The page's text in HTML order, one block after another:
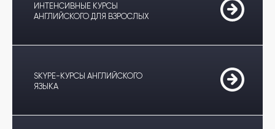
ИНТЕНСИВНЫЕ КУРСЫ
АНГЛИЙСКОГО ДЛЯ ВЗРОСЛЫХ
SKYPE-КУРСЫ АНГЛИЙСКОГО
ЯЗЫКА